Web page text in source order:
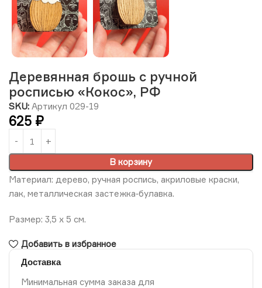
Деревянная брошь с ручной
росписью «Кокос», РФ
SKU: Артикул 029-19
625 ₽
В корзину
Материал: дерево, ручная роспись, акриловые краски,
лак, металлическая застежка‑булавка.
Размер: 3,5 х 5 см.
Добавить в избранное
Доставка
Минимальная сумма заказа для